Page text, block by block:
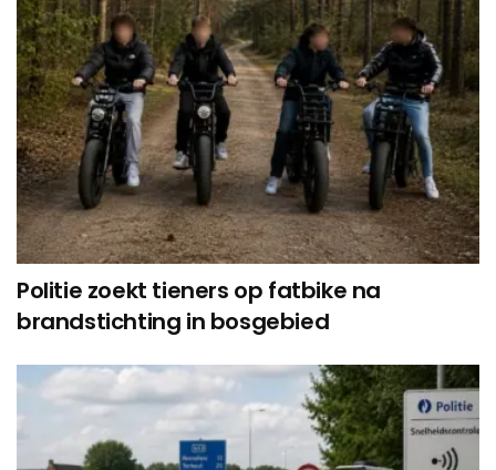
Politie zoekt tieners op fatbike na
brandstichting in bosgebied